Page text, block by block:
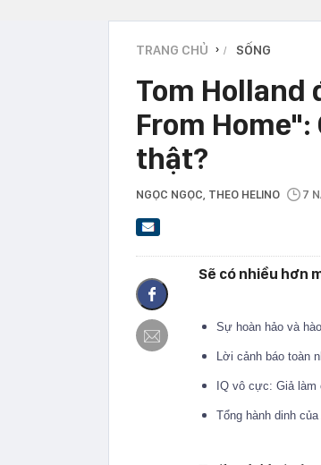
TRANG CHỦ › SỐNG
Tom Holland
From
thật?
NGỌC NGỌC , THEO HELINO 7
Sẽ có nhiều hơn
Sự hoàn hảo và
Lời cảnh báo toàn
IQ vô cực: Giả
Tổng hành dinh